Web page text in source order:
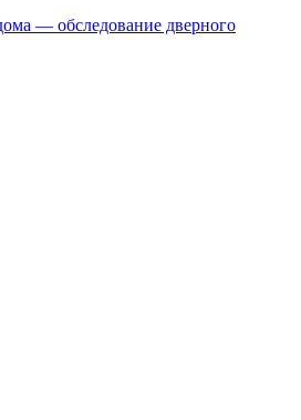
— обследование дверного